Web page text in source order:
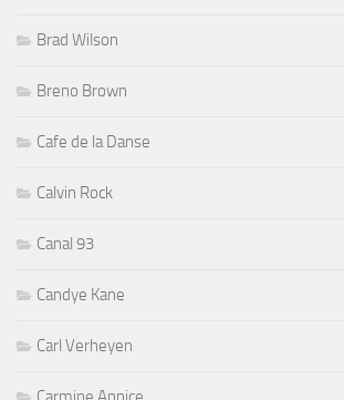
Brad Wilson
Breno Brown
Cafe de la Danse
Calvin Rock
Canal 93
Candye Kane
Carl Verheyen